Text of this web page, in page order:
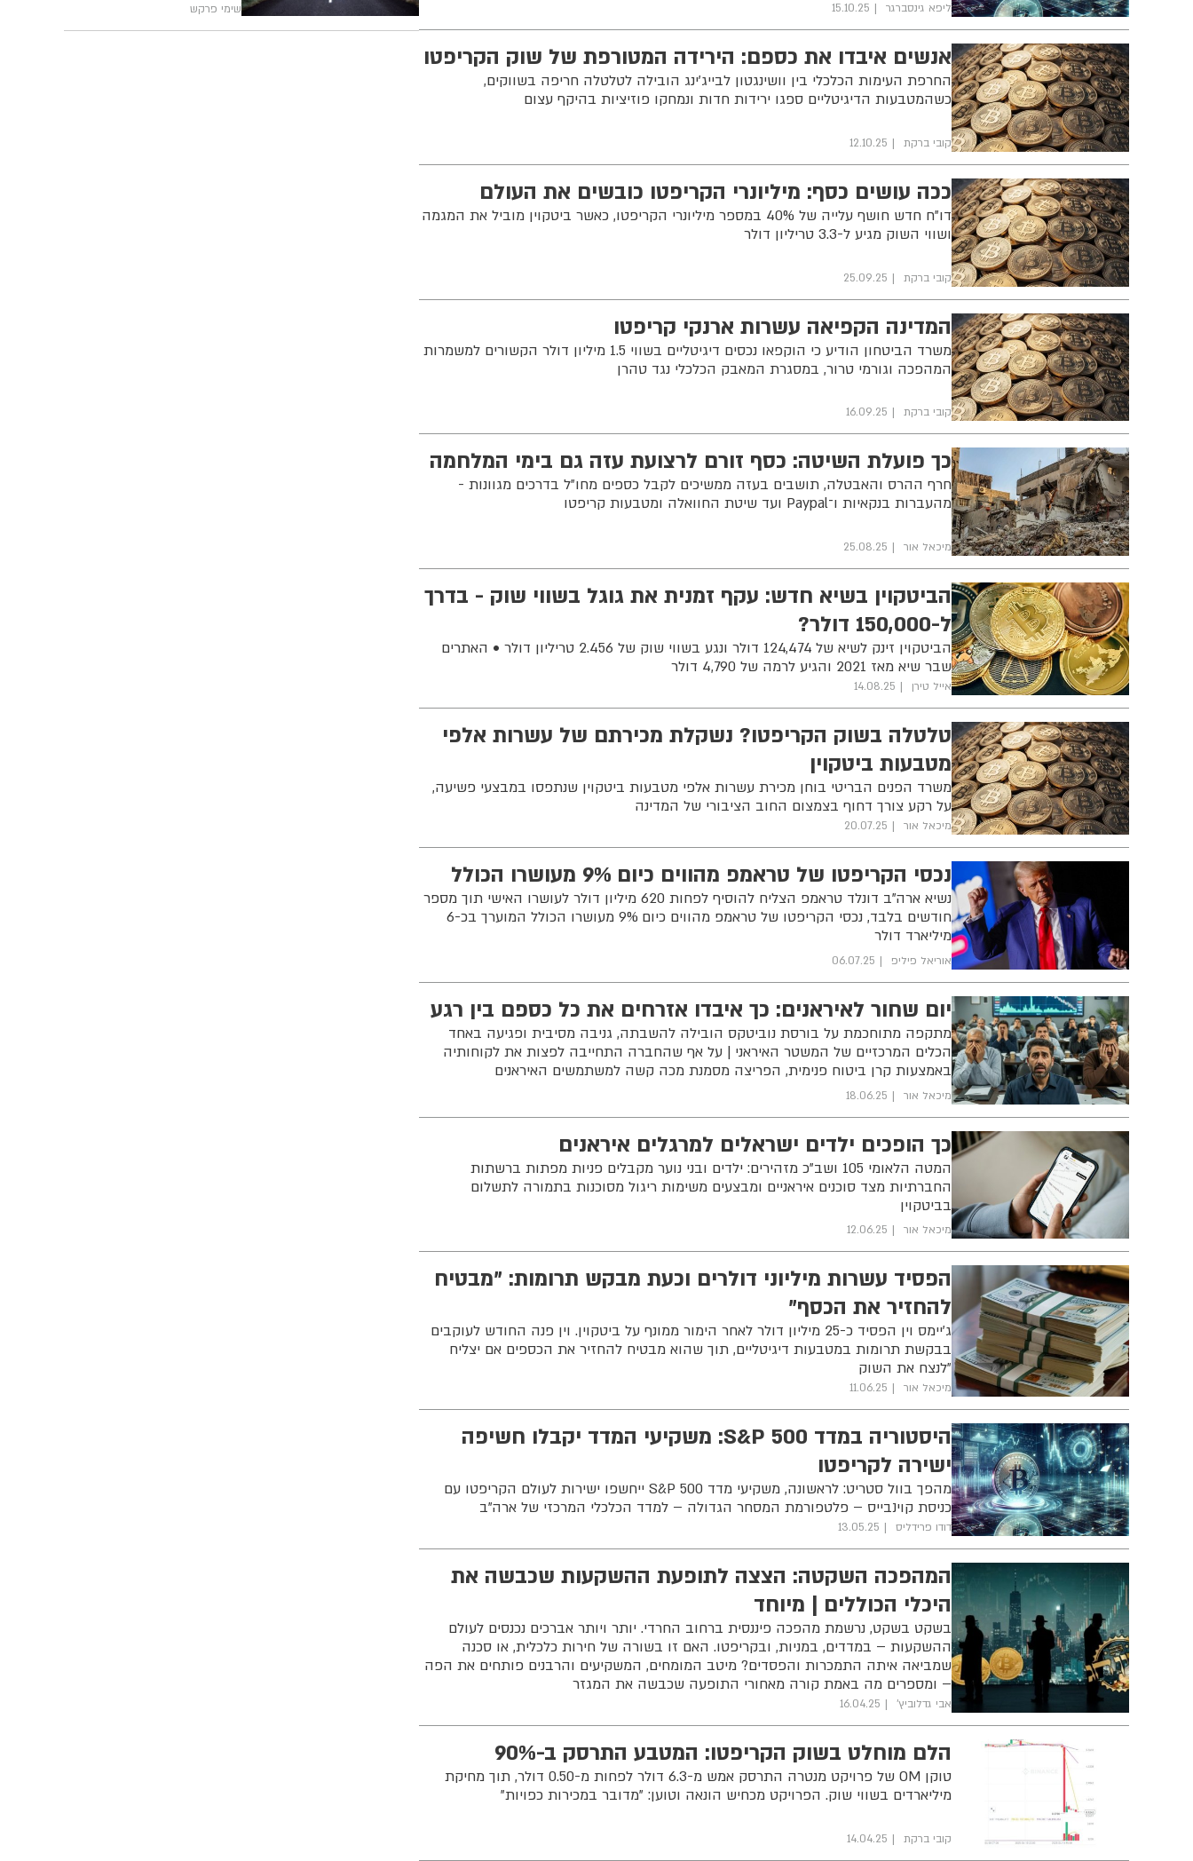
ליפא גינסברגר 15.10.25
אנשים איבדו את כספם: הירידה המטורפת של שוק הקריפטו
החרפת העימות הכלכלי בין וושינגטון לבייג'ינג הובילה לטלטלה חריפה בשווקים,
כשהמטבעות הדיגיטליים ספגו ירידות חדות ונמחקו פוזיציות בהיקף עצום
קובי ברקת 12.10.25
ככה עושים כסף: מיליונרי הקריפטו כובשים את העולם
דו"ח חדש חושף עלייה של 40% במספר מיליונרי הקריפטו, כאשר ביטקוין מוביל את המגמה
ושווי השוק מגיע ל-3.3 טריליון דולר
קובי ברקת 25.09.25
המדינה הקפיאה עשרות ארנקי קריפטו
משרד הביטחון הודיע כי הוקפאו נכסים דיגיטליים בשווי 1.5 מיליון דולר הקשורים למשמרות
המהפכה וגורמי טרור, במסגרת המאבק הכלכלי נגד טהרן
קובי ברקת 16.09.25
כך פועלת השיטה: כסף זורם לרצועת עזה גם בימי המלחמה
חרף ההרס והאבטלה, תושבים בעזה ממשיכים לקבל כספים מחו"ל בדרכים מגוונות -
מהעברות בנקאיות ו־Paypal ועד שיטת החוואלה ומטבעות קריפטו
מיכאל אור 25.08.25
הביטקוין בשיא חדש: עקף זמנית את גוגל בשווי שוק - בדרך
ל-150,000 דולר?
הביטקוין זינק לשיא של 124,474 דולר ונגע בשווי שוק של 2.456 טריליון דולר • האתרים
שבר שיא מאז 2021 והגיע לרמה של 4,790 דולר
אייל טירן 14.08.25
טלטלה בשוק הקריפטו? נשקלת מכירתם של עשרות אלפי
מטבעות ביטקוין
משרד הפנים הבריטי בוחן מכירת עשרות אלפי מטבעות ביטקוין שנתפסו במבצעי פשיעה,
על רקע צורך דחוף בצמצום החוב הציבורי של המדינה
מיכאל אור 20.07.25
נכסי הקריפטו של טראמפ מהווים כיום 9% מעושרו הכולל
נשיא ארה"ב דונלד טראמפ הצליח להוסיף לפחות 620 מיליון דולר לעושרו האישי תוך מספר
חודשים בלבד, נכסי הקריפטו של טראמפ מהווים כיום 9% מעושרו הכולל המוערך בכ-6
מיליארד דולר
אוריאל פיליפ 06.07.25
יום שחור לאיראנים: כך איבדו אזרחים את כל כספם בין רגע
מתקפה מתוחכמת על בורסת נוביטקס הובילה להשבתה, גניבה מסיבית ופגיעה באחד
הכלים המרכזיים של המשטר האיראני | על אף שהחברה התחייבה לפצות את לקוחותיה
באמצעות קרן ביטוח פנימית, הפריצה מסמנת מכה קשה למשתמשים האיראנים
מיכאל אור 18.06.25
כך הופכים ילדים ישראלים למרגלים איראנים
המטה הלאומי 105 ושב"כ מזהירים: ילדים ובני נוער מקבלים פניות מפתות ברשתות
החברתיות מצד סוכנים איראניים ומבצעים משימות ריגול מסוכנות בתמורה לתשלום
בביטקוין
מיכאל אור 12.06.25
הפסיד עשרות מיליוני דולרים וכעת מבקש תרומות: "מבטיח
להחזיר את הכסף"
ג'יימס וין הפסיד כ-25 מיליון דולר לאחר הימור ממונף על ביטקוין. וין פנה החודש לעוקבים
בבקשת תרומות במטבעות דיגיטליים, תוך שהוא מבטיח להחזיר את הכספים אם יצליח
"לנצח את השוק
מיכאל אור 11.06.25
היסטוריה במדד S&P 500: משקיעי המדד יקבלו חשיפה
ישירה לקריפטו
מהפך בוול סטריט: לראשונה, משקיעי מדד S&P 500 ייחשפו ישירות לעולם הקריפטו עם
כניסת קוינבייס – פלטפורמת המסחר הגדולה – למדד הכלכלי המרכזי של ארה"ב
דודו פרידליס 13.05.25
המהפכה השקטה: הצצה לתופעת ההשקעות שכבשה את
היכלי הכוללים | מיוחד
בשקט בשקט, נרשמת מהפכה פיננסית ברחוב החרדי. יותר ויותר אברכים נכנסים לעולם
ההשקעות – במדדים, במניות, ובקריפטו. האם זו בשורה של חירות כלכלית, או סכנה
שמביאה איתה התמכרות והפסדים? מיטב המומחים, המשקיעים והרבנים פותחים את הפה
– ומספרים מה באמת קורה מאחורי התופעה שכבשה את המגזר
אבי גדלוביץ' 16.04.25
הלם מוחלט בשוק הקריפטו: המטבע התרסק ב-90%
טוקן OM של פרויקט מנטרה התרסק אמש מ-6.3 דולר לפחות מ-0.50 דולר, תוך מחיקת
מיליארדים בשווי שוק. הפרויקט מכחיש הונאה וטוען: "מדובר במכירות כפויות"
קובי ברקת 14.04.25
שימי פרקש